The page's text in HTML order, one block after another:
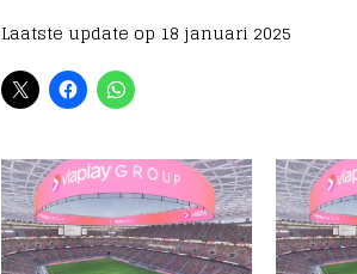
Laatste update op 18 januari 2025